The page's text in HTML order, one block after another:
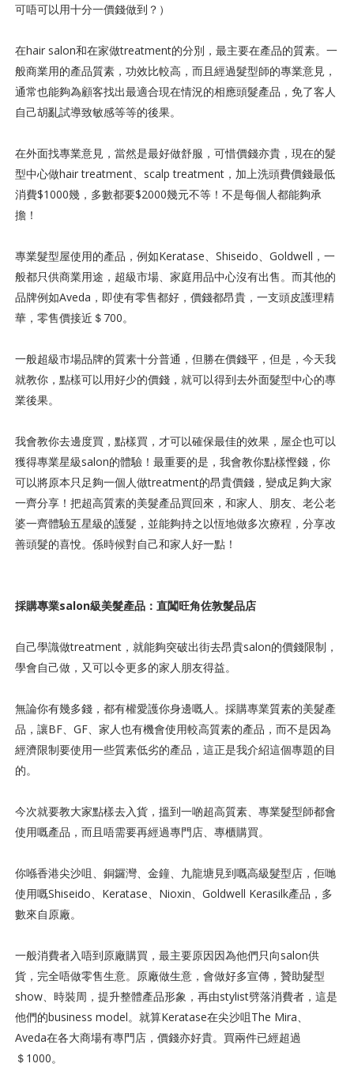
可唔可以用十分一價錢做到？）
在hair salon和在家做treatment的分別，最主要在產品的質素。一
般商業用的產品質素，功效比較高，而且經過髮型師的專業意見，
通常也能夠為顧客找出最適合現在情況的相應頭髮產品，免了客人
自己胡亂試導致敏感等等的後果。
在外面找專業意見，當然是最好做舒服，可惜價錢亦貴，現在的髮
型中心做hair treatment、scalp treatment，加上洗頭費價錢最低
消費$1000幾，多數都要$2000幾元不等！不是每個人都能夠承
擔！
專業髮型屋使用的產品，例如Keratase、Shiseido、Goldwell，一
般都只供商業用途，超級市場、家庭用品中心沒有出售。而其他的
品牌例如Aveda，即使有零售都好，價錢都昂貴，一支頭皮護理精
華，零售價接近＄700。
一般超級市場品牌的質素十分普通，但勝在價錢平，但是，今天我
就教你，點樣可以用好少的價錢，就可以得到去外面髮型中心的專
業後果。
我會教你去邊度買，點樣買，才可以確保最佳的效果，屋企也可以
獲得專業星級salon的體驗！最重要的是，我會教你點樣慳錢，你
可以將原本只足夠一個人做treatment的昂貴價錢，變成足夠大家
一齊分享！把超高質素的美髮產品買回來，和家人、朋友、老公老
婆一齊體驗五星級的護髮，並能夠持之以恆地做多次療程，分享改
善頭髮的喜悅。係時候對自己和家人好一點！
採購專業salon級美髮產品：直闖旺角佐敦髮品店
自己學識做treatment，就能夠突破出街去昂貴salon的價錢限制，
學會自己做，又可以令更多的家人朋友得益。
無論你有幾多錢，都有權愛護你身邊嘅人。採購專業質素的美髮產
品，讓BF、GF、家人也有機會使用較高質素的產品，而不是因為
經濟限制要使用一些質素低劣的產品，這正是我介紹這個專題的目
的。
今次就要教大家點樣去入貨，搵到一啲超高質素、專業髮型師都會
使用嘅產品，而且唔需要再經過專門店、專櫃購買。
你喺香港尖沙咀、銅鑼灣、金鐘、九龍塘見到嘅高級髮型店，佢哋
使用嘅Shiseido、Keratase、Nioxin、Goldwell Kerasilk產品，多
數來自原廠。
一般消費者入唔到原廠購買，最主要原因因為他們只向salon供
貨，完全唔做零售生意。原廠做生意，會做好多宣傳，贊助髮型
show、時裝周，提升整體產品形象，再由stylist劈落消費者，這是
他們的business model。就算Keratase在尖沙咀The Mira、
Aveda在各大商場有專門店，價錢亦好貴。買兩件已經超過
＄1000。